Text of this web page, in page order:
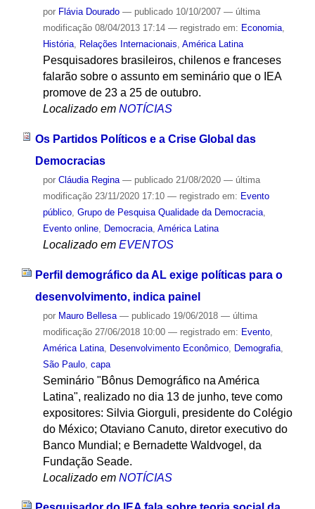
por Flávia Dourado — publicado10/10/2007 — última
modificação08/04/2013 17:14 — registrado em: Economia,
História, Relações Internacionais, América Latina
Pesquisadores brasileiros, chilenos e franceses
falarão sobre o assunto em seminário que o IEA
promove de 23 a 25 de outubro.
Localizado em NOTÍCIAS
Os Partidos Políticos e a Crise Global das
Democracias
por Cláudia Regina — publicado21/08/2020 — última
modificação23/11/2020 17:10 — registrado em: Evento
público, Grupo de Pesquisa Qualidade da Democracia,
Evento online, Democracia, América Latina
Localizado em EVENTOS
Perfil demográfico da AL exige políticas para o
desenvolvimento, indica painel
por Mauro Bellesa — publicado19/06/2018 — última
modificação27/06/2018 10:00 — registrado em: Evento,
América Latina, Desenvolvimento Econômico, Demografia,
São Paulo, capa
Seminário "Bônus Demográfico na América
Latina", realizado no dia 13 de junho, teve como
expositores: Silvia Giorguli, presidente do Colégio
do México; Otaviano Canuto, diretor executivo do
Banco Mundial; e Bernadette Waldvogel, da
Fundação Seade.
Localizado em NOTÍCIAS